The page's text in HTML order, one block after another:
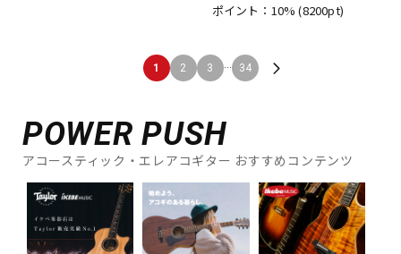
ポイント：10%(8200pt)
1 2 3 ... 34
POWER PUSH
アコースティック・エレアコギター おすすめコンテンツ